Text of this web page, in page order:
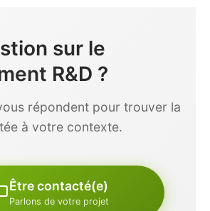
sur le
R&D ?
répondent pour trouver la
à votre contexte.
Être contacté(e)
Parlons de votre projet